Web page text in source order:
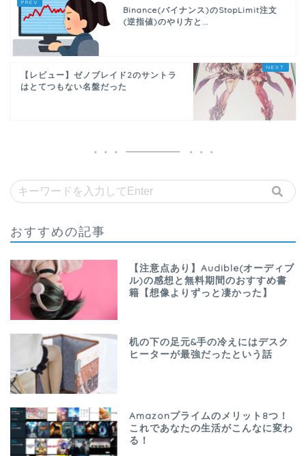
Binance(バイナンス)のStopLimit注文
(逆指値)のやり方と...
【レビュー】ゼノブレイド2のサントラ
はとてつもない名盤だった
おすすめの記事
【注意点あり】Audible(オーディブ
ル)の感想と無料期間のおすすめ書
籍【想像よりずっと凄かった】
机の下の足元&手の冷えにはデスク
ヒーターが最強だったという話
Amazonプライムのメリット8つ！
これであなたの生活がこんなに変わ
る！